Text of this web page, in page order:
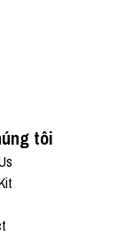
tôi